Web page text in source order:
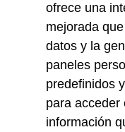
ofrece una
mejorada
datos y la
paneles
predefinidos
para acceder
información